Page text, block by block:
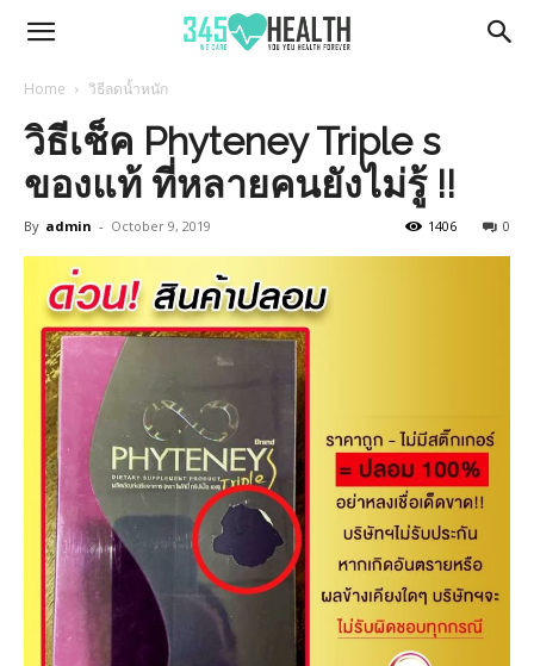
345Health
Home วิธีลดน้ำหนัก
วิธีเช็ค Phyteney Triple s
ของแท้ ที่หลายคนยังไม่รู้ !!
By admin - October 9, 2019 0
1406